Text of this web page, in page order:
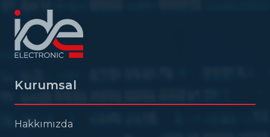
Kurumsal
Hakkımızda